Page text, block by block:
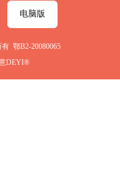
电脑版
鄂B2-20080065
DEYI®